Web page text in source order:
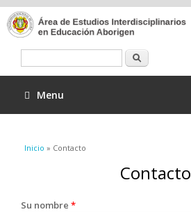
Menu
Se encuentra usted aquí
Inicio » Contacto
Contacto
Su nombre *